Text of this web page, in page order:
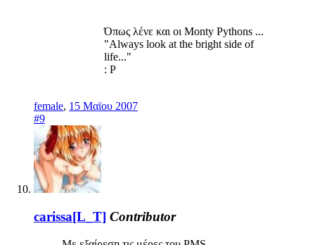
Όπως λένε και οι Monty Pythons ...
"Always look at the bright side of
life..."
: P​
female, 15 Μαϊου 2007
#9
carissa[L_T] Contributor